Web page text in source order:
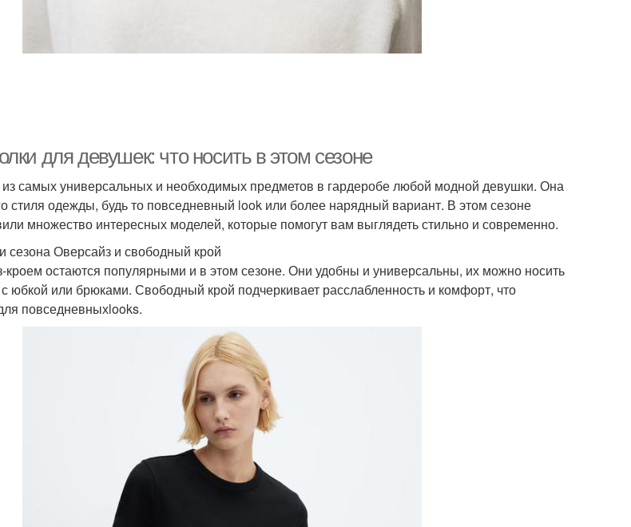
для девушек: что носить в этом сезоне
из самых универсальных и необходимых предметов в гардеробе любой модной девушки. Она
стиля одежды, будь то повседневный look или более нарядный вариант. В этом сезоне
множество интересных моделей, которые помогут вам выглядеть стильно и современно.
сезона Оверсайз и свободный крой
кроем остаются популярными и в этом сезоне. Они удобны и универсальны, их можно носить
юбкой или брюками. Свободный крой подчеркивает расслабленность и комфорт, что
повседневныхlooks.